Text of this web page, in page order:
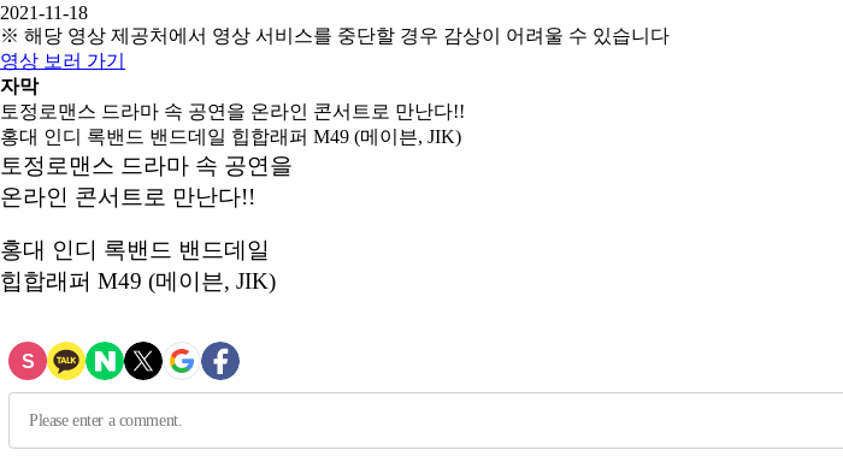
2021-11-18
※ 해당 영상 제공처에서 영상 서비스를 중단할 경우 감상이 어려울 수 있습니다
영상 보러 가기
자막
토정로맨스 드라마 속 공연을 온라인 콘서트로 만난다!!
홍대 인디 록밴드 밴드데일 힙합래퍼 M49 (메이븐, JIK)
토정로맨스 드라마 속 공연을
온라인 콘서트로 만난다!!
홍대 인디 록밴드 밴드데일
힙합래퍼 M49 (메이븐, JIK)